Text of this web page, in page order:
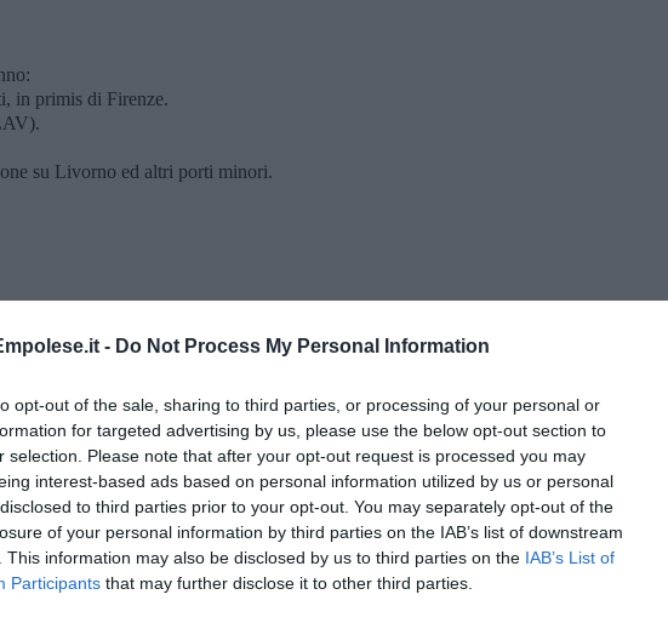
- Do Not Process My Personal Information
opt-out of the sale, sharing to third parties, or processing of your personal or
for targeted advertising by us, please use the below opt-out section to
selection. Please note that after your opt-out request is processed you may
interest-based ads based on personal information utilized by us or personal
to third parties prior to your opt-out. You may separately opt-out of the
of your personal information by third parties on the IAB’s list of downstream
This information may also be disclosed by us to third parties on the IAB’s List of
Participants that may further disclose it to other third parties.
in primis di Firenze.
su Livorno ed altri porti minori.
leggasi la relazione della DIA
2019/07/focus-criminalita-organizzata-
di numerosi gruppi mafiosi. Occorre verificare con la
in Toscana ed in particolare a Firenze.
già due aree trasformate in piazze di spaccio quali
alla Stazione SMN. Si cerchi la presenza mafiosa
presente sul territorio toscano con tanto di sentenza di
del fenomeno che sembra caduto nel dimenticatoio, ma non
triangolo Firenze- Prato - Osmannoro comanda in Italia ed in